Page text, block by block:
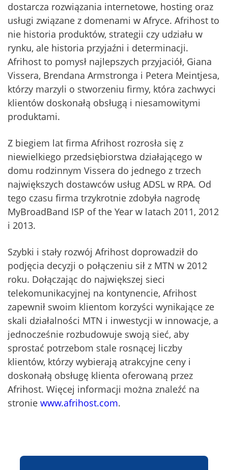
dostarcza rozwiązania internetowe, hosting oraz
usługi związane z domenami w Afryce. Afrihost to
nie historia produktów, strategii czy udziału w
rynku, ale historia przyjaźni i determinacji.
Afrihost to pomysł najlepszych przyjaciół, Giana
Vissera, Brendana Armstronga i Petera Meintjesa,
którzy marzyli o stworzeniu firmy, która zachwyci
klientów doskonałą obsługą i niesamowitymi
produktami.
Z biegiem lat firma Afrihost rozrosła się z
niewielkiego przedsiębiorstwa działającego w
domu rodzinnym Vissera do jednego z trzech
największych dostawców usług ADSL w RPA. Od
tego czasu firma trzykrotnie zdobyła nagrodę
MyBroadBand ISP of the Year w latach 2011, 2012
i 2013.
Szybki i stały rozwój Afrihost doprowadził do
podjęcia decyzji o połączeniu sił z MTN w 2012
roku. Dołączając do największej sieci
telekomunikacyjnej na kontynencie, Afrihost
zapewnił swoim klientom korzyści wynikające ze
skali działalności MTN i inwestycji w innowacje, a
jednocześnie rozbudowuje swoją sieć, aby
sprostać potrzebom stale rosnącej liczby
klientów, którzy wybierają atrakcyjne ceny i
doskonałą obsługę klienta oferowaną przez
Afrihost. Więcej informacji można znaleźć na
stronie www.afrihost.com.